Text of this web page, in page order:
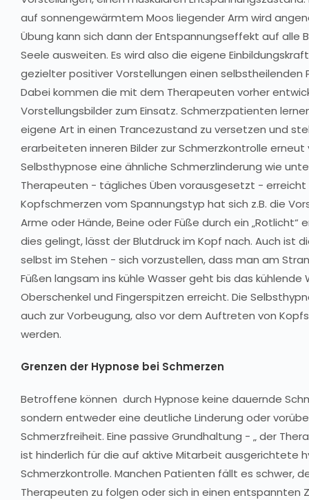
auf sonnengewärmtem Moos liegender Arm wird
Übung kann sich dann der Entspannungseffekt auf alle
Seele ausweiten. Es wird also die eigene
gezielter positiver Vorstellungen einen selbstheilenden
Dabei kommen die mit dem Therapeuten vorher
Vorstellungsbilder zum Einsatz. Schmerzpatienten
eigene Art in einen Trancezustand zu versetzen und
erarbeiteten inneren Bilder zur Schmerzkontrolle erneut
Selbsthypnose eine ähnliche Schmerzlinderung wie
Therapeuten - tägliches Üben vorausgesetzt - erreicht
Kopfschmerzen vom Spannungstyp hat sich z.B. die
Arme oder Hände, Beine oder Füße durch ein „Rotlicht“
dies gelingt, lässt der Blutdruck im Kopf nach. Auch ist
selbst im Stehen - sich vorzustellen, dass man am
Füßen langsam ins kühle Wasser geht bis das kühlende
Oberschenkel und Fingerspitzen erreicht. Die
auch zur Vorbeugung, also vor dem Auftreten von
werden.
Grenzen der Hypnose bei Schmerzen
Betroffene können durch Hypnose keine dauernde
sondern entweder eine deutliche Linderung oder
Schmerzfreiheit. Eine passive Grundhaltung - „ der
ist hinderlich für die auf aktive Mitarbeit ausgerichtete
Schmerzkontrolle. Manchen Patienten fällt es schwer,
Therapeuten zu folgen oder sich in einen entspannten